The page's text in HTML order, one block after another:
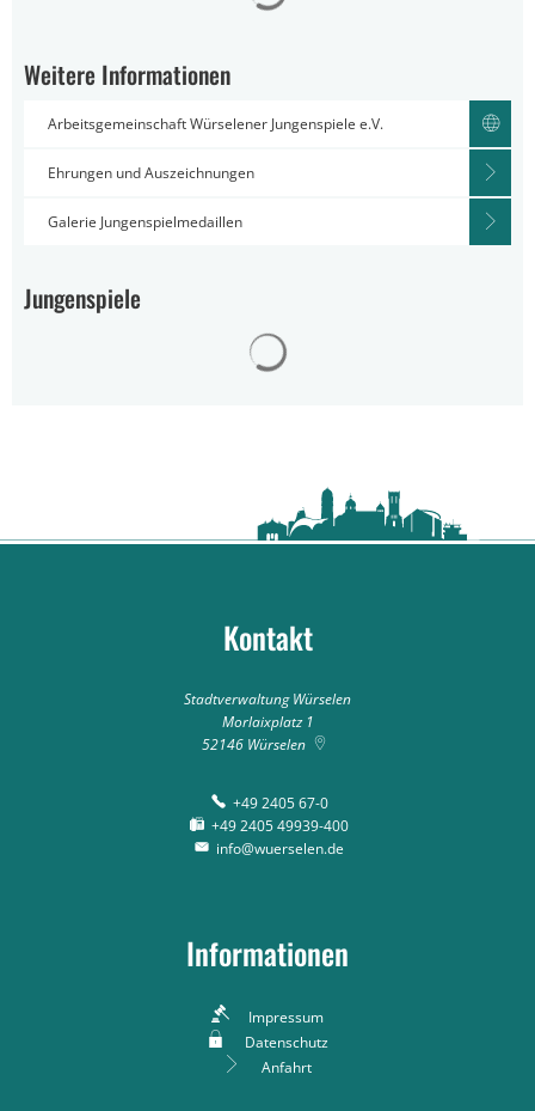
Weitere Informationen
Arbeitsgemeinschaft Würselener Jungenspiele e.V.
Ehrungen und Auszeichnungen
Galerie Jungenspielmedaillen
Jungenspiele
Kontakt
Stadtverwaltung Würselen
Morlaixplatz 1
52146 Würselen
+49 2405 67-0
+49 2405 49939-400
info@wuerselen.de
Informationen
Impressum
Datenschutz
Anfahrt